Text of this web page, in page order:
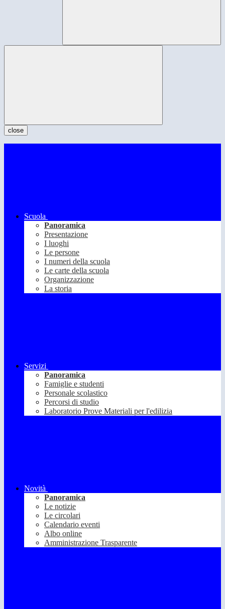
close
Scuola
Panoramica
Presentazione
I luoghi
Le persone
I numeri della scuola
Le carte della scuola
Organizzazione
La storia
Servizi
Panoramica
Famiglie e studenti
Personale scolastico
Percorsi di studio
Laboratorio Prove Materiali per l'edilizia
Novità
Panoramica
Le notizie
Le circolari
Calendario eventi
Albo online
Amministrazione Trasparente